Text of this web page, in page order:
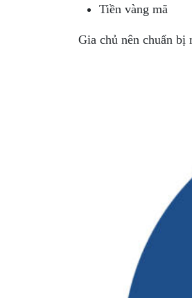
Tiền vàng mã
Gia chủ nên chuẩn bị